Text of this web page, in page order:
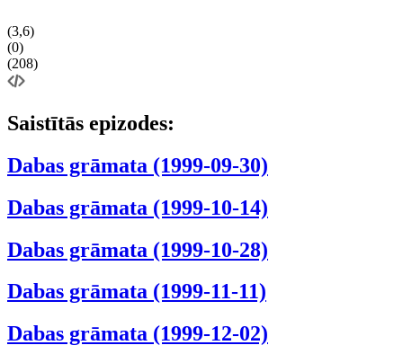
(3,6)
(0)
(208)
Saistītās epizodes:
Dabas grāmata (1999-09-30)
Dabas grāmata (1999-10-14)
Dabas grāmata (1999-10-28)
Dabas grāmata (1999-11-11)
Dabas grāmata (1999-12-02)